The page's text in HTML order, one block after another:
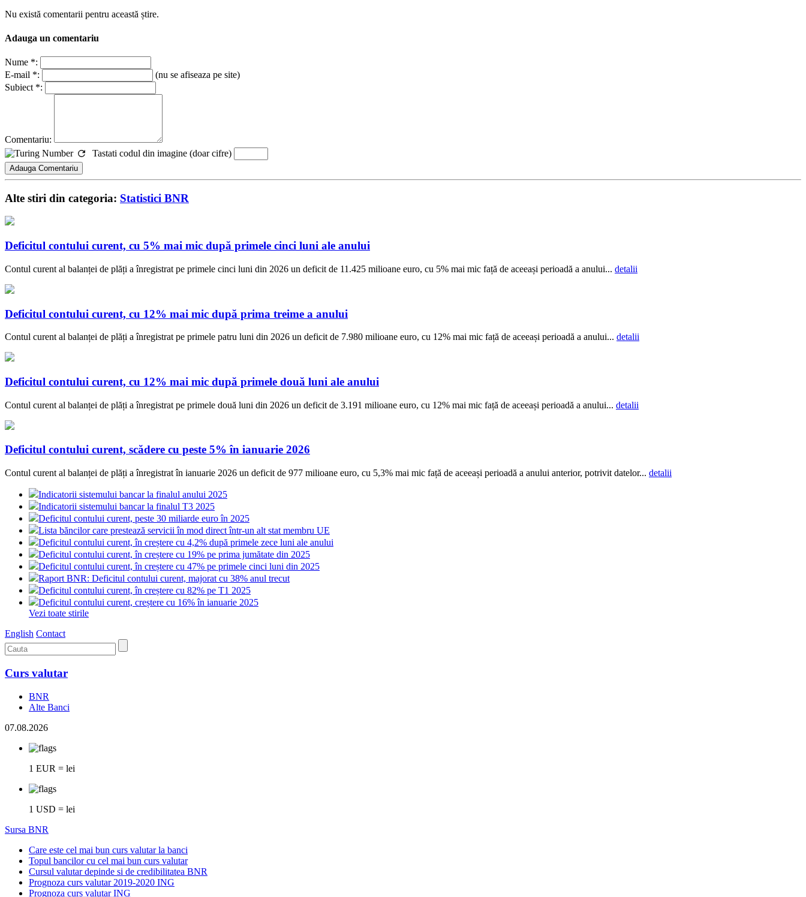
Nu există comentarii pentru această știre.
Adauga un comentariu
Nume *:
E-mail *:
(nu se afiseaza pe site)
Subiect *:
Comentariu:
Tastati codul din imagine (doar cifre)
Alte stiri din categoria: Statistici BNR
Deficitul contului curent, cu 5% mai mic după primele cinci luni ale anului
Contul curent al balanței de plăți a înregistrat pe primele cinci luni din 2026 un deficit de 11.425 milioane euro, cu 5% mai mic față de aceeași perioadă a anului... detalii
Deficitul contului curent, cu 12% mai mic după prima treime a anului
Contul curent al balanței de plăți a înregistrat pe primele patru luni din 2026 un deficit de 7.980 milioane euro, cu 12% mai mic față de aceeași perioadă a anului... detalii
Deficitul contului curent, cu 12% mai mic după primele două luni ale anului
Contul curent al balanței de plăți a înregistrat pe primele două luni din 2026 un deficit de 3.191 milioane euro, cu 12% mai mic față de aceeași perioadă a anului... detalii
Deficitul contului curent, scădere cu peste 5% în ianuarie 2026
Contul curent al balanței de plăți a înregistrat în ianuarie 2026 un deficit de 977 milioane euro, cu 5,3% mai mic față de aceeași perioadă a anului anterior, potrivit datelor... detalii
Indicatorii sistemului bancar la finalul anului 2025
Indicatorii sistemului bancar la finalul T3 2025
Deficitul contului curent, peste 30 miliarde euro în 2025
Lista băncilor care prestează servicii în mod direct într-un alt stat membru UE
Deficitul contului curent, în creștere cu 4,2% după primele zece luni ale anului
Deficitul contului curent, în creștere cu 19% pe prima jumătate din 2025
Deficitul contului curent, în creștere cu 47% pe primele cinci luni din 2025
Raport BNR: Deficitul contului curent, majorat cu 38% anul trecut
Deficitul contului curent, în creștere cu 82% pe T1 2025
Deficitul contului curent, creștere cu 16% în ianuarie 2025
Vezi toate stirile
English Contact
Curs valutar
BNR
Alte Banci
07.08.2026
1 EUR = lei
1 USD = lei
Sursa BNR
Care este cel mai bun curs valutar la banci
Topul bancilor cu cel mai bun curs valutar
Cursul valutar depinde si de credibilitatea BNR
Prognoza curs valutar 2019-2020 ING
Prognoza curs valutar ING